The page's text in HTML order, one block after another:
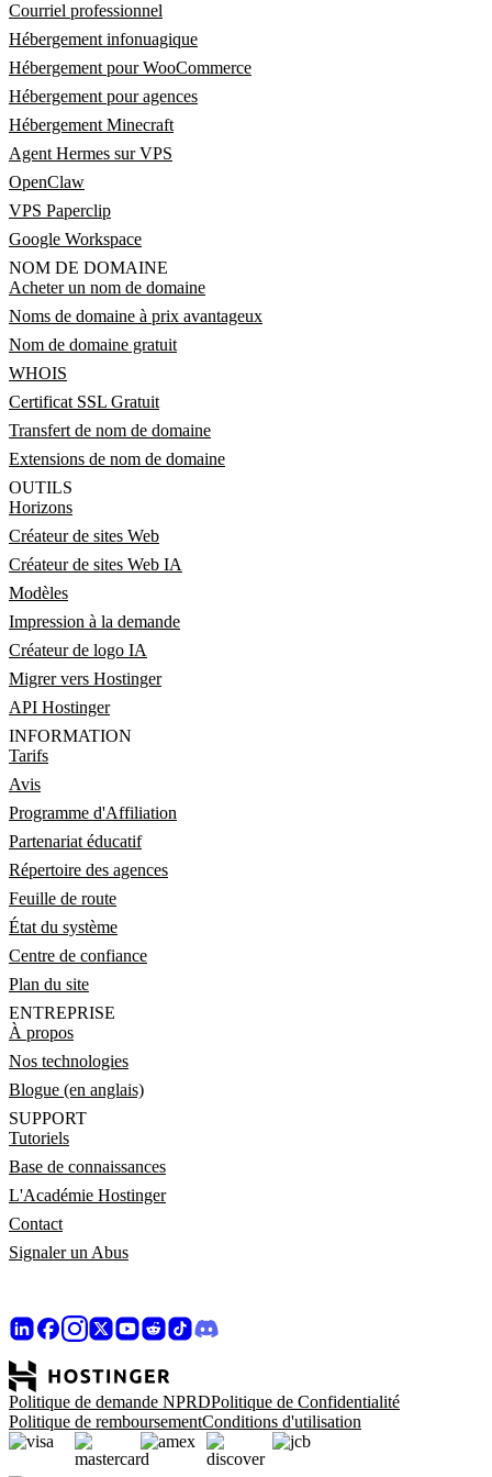
Courriel professionnel
Hébergement infonuagique
Hébergement pour WooCommerce
Hébergement pour agences
Hébergement Minecraft
Agent Hermes sur VPS
OpenClaw
VPS Paperclip
Google Workspace
NOM DE DOMAINE
Acheter un nom de domaine
Noms de domaine à prix avantageux
Nom de domaine gratuit
WHOIS
Certificat SSL Gratuit
Transfert de nom de domaine
Extensions de nom de domaine
OUTILS
Horizons
Créateur de sites Web
Créateur de sites Web IA
Modèles
Impression à la demande
Créateur de logo IA
Migrer vers Hostinger
API Hostinger
INFORMATION
Tarifs
Avis
Programme d'Affiliation
Partenariat éducatif
Répertoire des agences
Feuille de route
État du système
Centre de confiance
Plan du site
ENTREPRISE
À propos
Nos technologies
Blogue (en anglais)
SUPPORT
Tutoriels
Base de connaissances
L'Académie Hostinger
Contact
Signaler un Abus
Politique de demande NPRDPolitique de Confidentialité
Politique de remboursementConditions d'utilisation